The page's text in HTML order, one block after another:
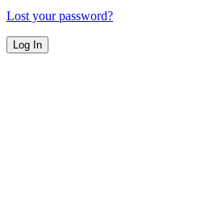
Lost your password?